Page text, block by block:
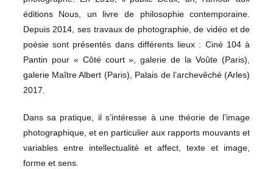
éditions Nous, un livre de philosophie contemporaine.
Depuis 2014, ses travaux de photographie, de vidéo et de
poésie sont présentés dans différents lieux : Ciné 104 à
Pantin pour « Côté court », galerie de la Voûte (Paris),
galerie Maître Albert (Paris), Palais de l’archevêché (Arles)
2017.
Dans sa pratique, il s’intéresse à une théorie de l’image
photographique, et en particulier aux rapports mouvants et
variables entre intellectualité et affect, texte et image,
forme et sens.